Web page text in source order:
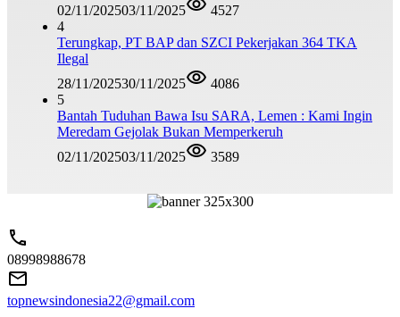
02/11/202503/11/2025
4527
4
Terungkap, PT BAP dan SZCI Pekerjakan 364 TKA
Ilegal
28/11/202530/11/2025
4086
5
Bantah Tuduhan Bawa Isu SARA, Lemen : Kami Ingin
Meredam Gejolak Bukan Memperkeruh
02/11/202503/11/2025 3589
08998988678
topnewsindonesia22@gmail.com